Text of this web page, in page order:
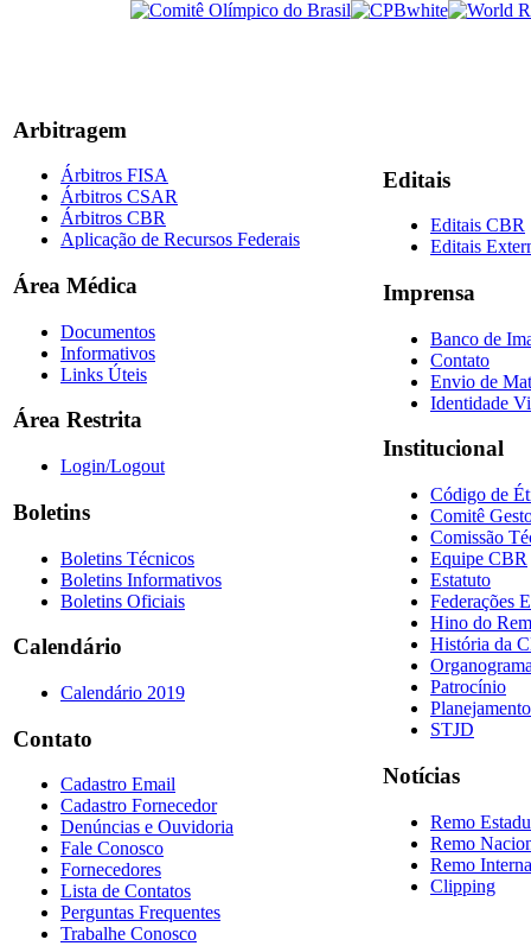
Arbitragem
Árbitros FISA
Árbitros CSAR
Árbitros CBR
Aplicação de Recursos Federais
Área Médica
Documentos
Informativos
Links Úteis
Área Restrita
Login/Logout
Boletins
Boletins Técnicos
Boletins Informativos
Boletins Oficiais
Calendário
Calendário 2019
Contato
Cadastro Email
Cadastro Fornecedor
Denúncias e Ouvidoria
Fale Conosco
Fornecedores
Lista de Contatos
Perguntas Frequentes
Trabalhe Conosco
Editais
Editais CBR
Editais
Imprensa
Banco de
Contato
Envio de
Identidade
Institucional
Código de
Comitê
Comissão
Equipe CBR
Estatuto
Federações
Hino do
História da
Patrocínio
STJD
Notícias
Remo
Remo
Remo
Clipping